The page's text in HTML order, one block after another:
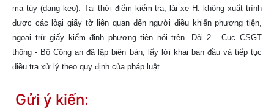
ma túy (dạng kẹo). Tại thời điểm kiểm tra, lái xe H. không xuất trình
được các lòại giấy tờ liên quan đến người điều khiển phương tiện,
ngoại trừ giấy kiểm định phương tiện nói trên. Đội 2 - Cục CSGT
thông - Bộ Công an đã lập biên bản, lấy lời khai ban đầu và tiếp tục
điều tra xử lý theo quy định của pháp luật.
Gửi ý kiến: